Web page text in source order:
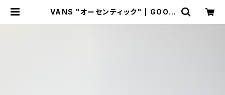
VANS "オーセンティック" | GOOD